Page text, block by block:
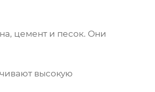
цемент и песок. Они
высокую